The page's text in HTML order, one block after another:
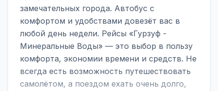
замечательных города. Автобус с
комфортом и удобствами довезёт вас в
любой день недели. Рейсы «Гурзуф -
Минеральные Воды» — это выбор в пользу
комфорта, экономии времени и средств. Не
всегда есть возможность путешествовать
самолётом, а поездом ехать очень долго,